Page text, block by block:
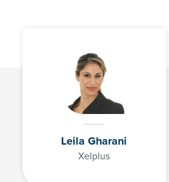
Leila Gharani
Xelplus